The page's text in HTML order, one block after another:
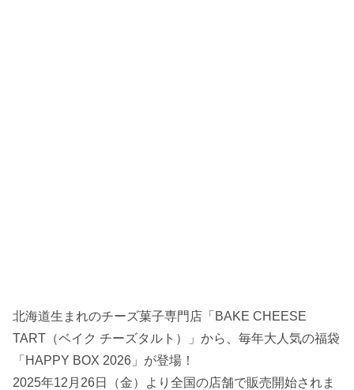
北海道生まれのチーズ菓子専門店「BAKE CHEESE
TART（ベイク チーズタルト）」から、毎年大人気の福袋
「HAPPY BOX 2026」が登場！
2025年12月26日（金）より全国の店舗で販売開始されま